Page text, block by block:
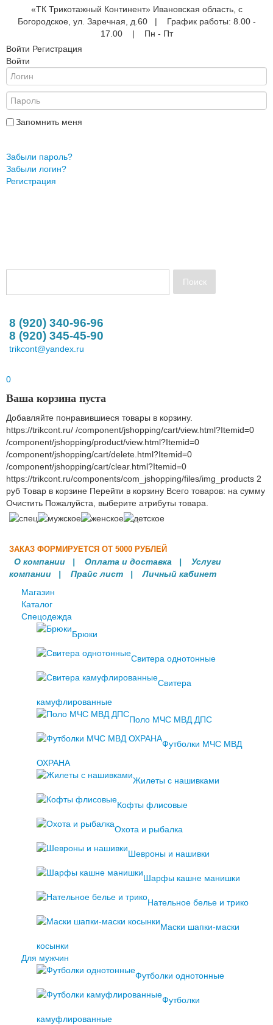
«ТК Трикотажный Континент» Ивановская область, с
Богородское, ул. Заречная, д.60 | График работы: 8.00 -
17.00 | Пн - Пт
Войти Регистрация
Войти
Запомнить меня
Забыли пароль?
Забыли логин?
Регистрация
8 (920) 340-96-96
8 (920) 345-45-90
trikcont@yandex.ru
0
Ваша корзина пуста
Добавляйте понравившиеся товары в корзину.
https://trikcont.ru/ /component/jshopping/cart/view.html?Itemid=0
/component/jshopping/product/view.html?Itemid=0
/component/jshopping/cart/delete.html?Itemid=0
/component/jshopping/cart/clear.html?Itemid=0
https://trikcont.ru/components/com_jshopping/files/img_products 2
руб Товар в корзине Перейти в корзину Всего товаров: на сумму
Очистить Пожалуйста, выберите атрибуты товара.
ЗАКАЗ ФОРМИРУЕТСЯ ОТ 5000 РУБЛЕЙ
О компании | Оплата и доставка | Услуги
компании | Прайс лист |Личный кабинет
Магазин
Каталог
Спецодежда
Брюки
Свитера однотонные
Свитера
камуфлированные
Поло МЧС МВД ДПС
Футболки МЧС МВД
ОХРАНА
Жилеты с нашивками
Кофты флисовые
Охота и рыбалка
Шевроны и нашивки
Шарфы кашне манишки
Нательное белье и трико
Маски шапки-маски
косынки
Для мужчин
Футболки однотонные
Футболки
камуфлированные